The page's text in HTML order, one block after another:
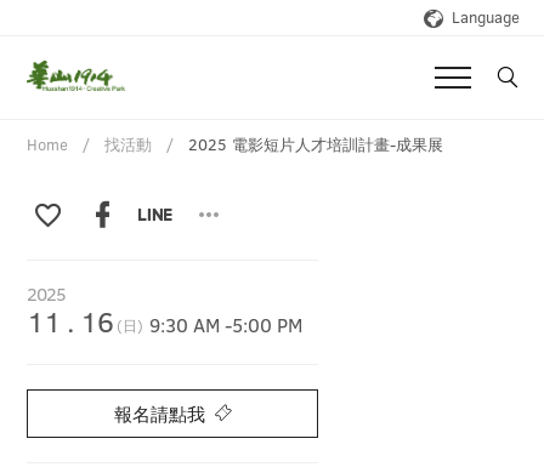
Language
Home 找活動 2025 電影短片人才培訓計畫-成果展
2025
11 . 16 (日) 9:30 AM-5:00 PM
報名請點我